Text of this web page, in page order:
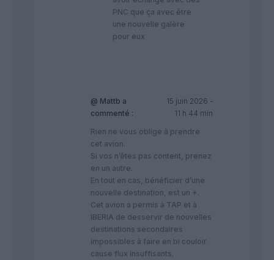
PNC que ça avec être
une nouvelle galère
pour eux
@ Mattb a
commenté :
15 juin 2026 -
11 h 44 min
Rien ne vous oblige à prendre
cet avion.
Si vos n’êtes pas content, prenez
en un autre.
En tout en cas, bénéficier d’une
nouvelle destination, est un +.
Cet avion a permis à TAP et à
IBERIA de desservir de nouvelles
destinations secondaires
impossibles à faire en bi couloir
cause flux insuffisants.